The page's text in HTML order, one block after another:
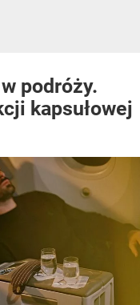
podróży.
kapsułowej